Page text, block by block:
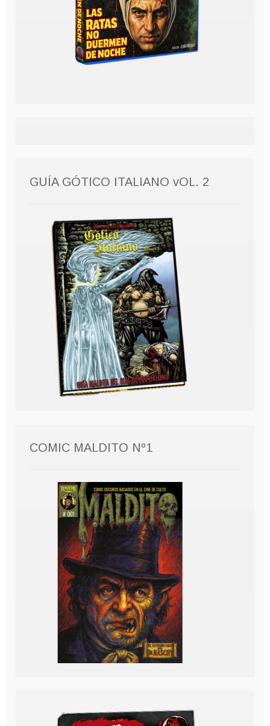
GUÍA GÓTICO ITALIANO vOL. 2
COMIC MALDITO Nº1